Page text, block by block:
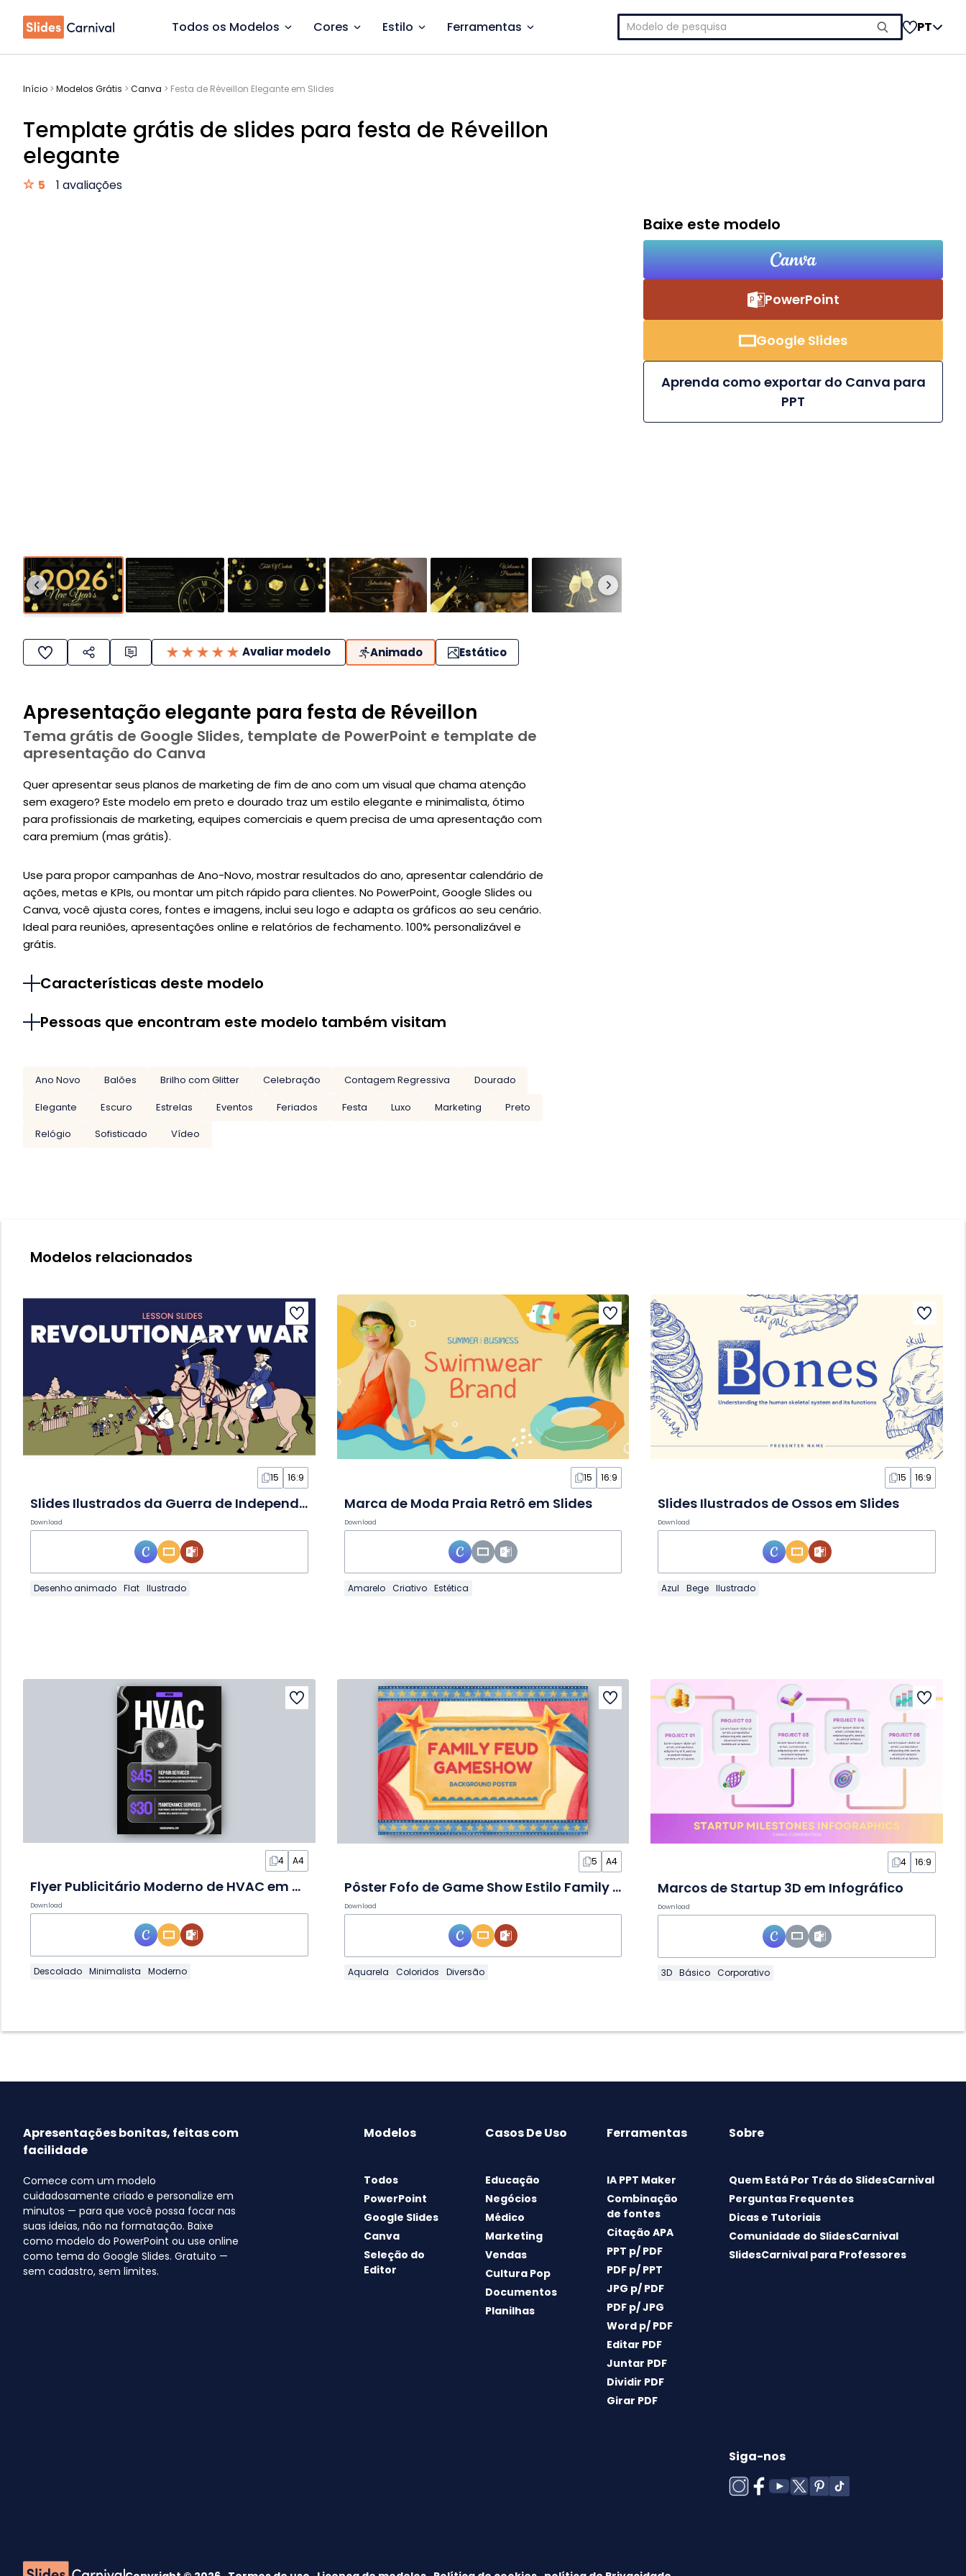
Todos os Modelos Cores Estilo Ferramentas
Pesquisar
por:
PT
Início > Modelos Grátis > Canva > Festa de Réveillon Elegante em Slides
Template grátis de slides para festa de Réveillon
elegante
5 1 avaliações
Avaliar modelo Animado Estático
Apresentação elegante para festa de Réveillon
Tema grátis de Google Slides, template de PowerPoint e template de
apresentação do Canva
Quer apresentar seus planos de marketing de fim de ano com um visual que chama atenção
sem exagero? Este modelo em preto e dourado traz um estilo elegante e minimalista, ótimo
para profissionais de marketing, equipes comerciais e quem precisa de uma apresentação com
cara premium (mas grátis).
Use para propor campanhas de Ano-Novo, mostrar resultados do ano, apresentar calendário de
ações, metas e KPIs, ou montar um pitch rápido para clientes. No PowerPoint, Google Slides ou
Canva, você ajusta cores, fontes e imagens, inclui seu logo e adapta os gráficos ao seu cenário.
Ideal para reuniões, apresentações online e relatórios de fechamento. 100% personalizável e
grátis.
Características deste modelo
Pessoas que encontram este modelo também visitam
Ano Novo Balões Brilho com Glitter Celebração Contagem Regressiva
Dourado
Elegante
Escuro Estrelas Eventos Feriados Festa Luxo Marketing
Preto
Relógio
Sofisticado Vídeo
Baixe este modelo
PowerPoint
Google Slides
Aprenda como exportar do Canva para
PPT
Modelos relacionados
15 16:9
Slides Ilustrados da Guerra de Independência em Slides
Download
Desenho animado Flat Ilustrado
15 16:9
Marca de Moda Praia Retrô em Slides
Download
Amarelo Criativo Estética
15 16:9
Slides Ilustrados de Ossos em Slides
Download
Azul Bege Ilustrado
4 A4
Flyer Publicitário Moderno de HVAC em Slides
Download
Descolado Minimalista Moderno
5 A4
Pôster Fofo de Game Show Estilo Family Feud em Slides
Download
Aquarela Coloridos Diversão
4 16:9
Marcos de Startup 3D em Infográfico
Download
3D Básico Corporativo
Apresentações bonitas, feitas com
facilidade
Comece com um modelo
cuidadosamente criado e personalize em
minutos — para que você possa focar nas
suas ideias, não na formatação. Baixe
como modelo do PowerPoint ou use online
como tema do Google Slides. Gratuito —
sem cadastro, sem limites.
Modelos
Todos
PowerPoint
Google Slides
Canva
Seleção do
Editor
Casos De Uso
Educação
Negócios
Médico
Marketing
Vendas
Cultura Pop
Documentos
Planilhas
Ferramentas
IA PPT Maker
Combinação
de fontes
Citação APA
PPT p/ PDF
PDF p/ PPT
JPG p/ PDF
PDF p/ JPG
Word p/ PDF
Editar PDF
Juntar PDF
Dividir PDF
Girar PDF
Sobre
Quem Está Por Trás do SlidesCarnival
Perguntas Frequentes
Dicas e Tutoriais
Comunidade do SlidesCarnival
SlidesCarnival para Professores
Siga-nos